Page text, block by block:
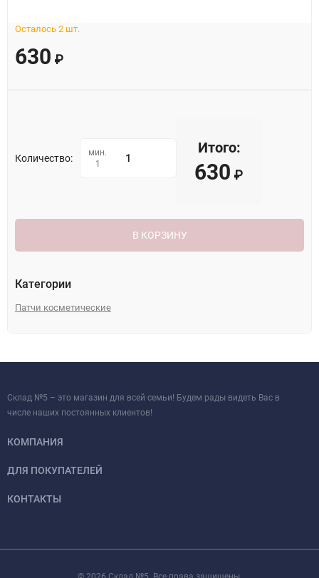
Осталось 2 шт.
630 ₽
Количество:
мин.
1
Итого:
630 ₽
В КОРЗИНУ
Категории
Патчи косметические
Склад №5 – это магазин для всей семьи! Будем рады видеть Вас в
числе наших постоянных клиентов!
КОМПАНИЯ
ДЛЯ ПОКУПАТЕЛЕЙ
КОНТАКТЫ